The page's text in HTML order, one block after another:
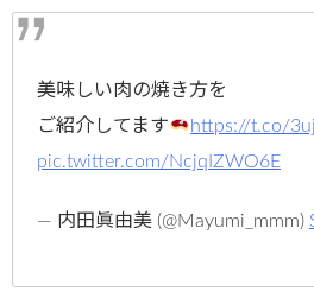
美味しい肉の焼き方を
ご紹介してます
https://t.co/
pic.twitter.com/NcjqIZWO6E
— 内田眞由美 (@Mayumi_mmm)